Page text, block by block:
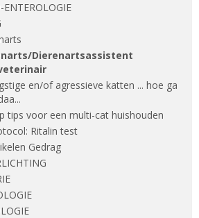
ENTEROLOGIE
Dierenartsassistent
en/of agressieve katten ... hoe ga
tips voor een multi-cat huishouden
Ritalin test
Gedrag